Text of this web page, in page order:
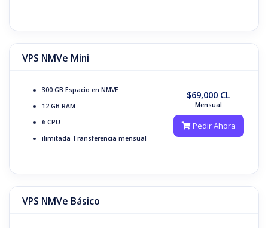
VPS NMVe Mini
300 GB Espacio en NMVE
12 GB RAM
6 CPU
ilimitada Transferencia mensual
$69,000 CL
Mensual
Pedir Ahora
VPS NMVe Básico